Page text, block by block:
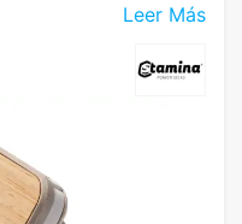
Leer Más